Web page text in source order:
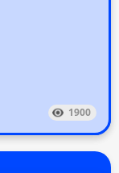
1900